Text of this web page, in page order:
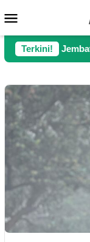
ke
kontenMobile
Terkini!
Jembatan